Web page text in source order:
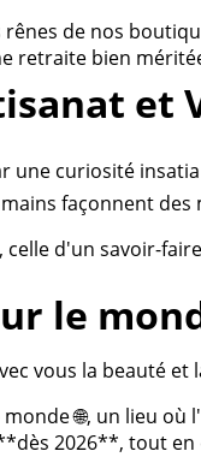
de nos
retraite bien
et
une curiosité
façonnent des
d'un savoir-
le
vous la beauté
🌐, un lieu
2026**, tout en